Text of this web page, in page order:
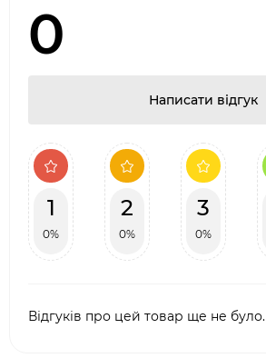
0
Написати відгук
1
0%
2
0%
3
0%
Відгуків про цей товар ще не було.